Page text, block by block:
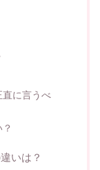
直に言うべ
いは？